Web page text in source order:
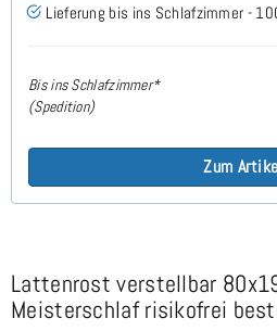
Lieferung bis ins Schlafzimmer -
Bis ins Schlafzimmer*
(Spedition)
Zum
Lattenrost verstellbar
Meisterschlaf risikofrei